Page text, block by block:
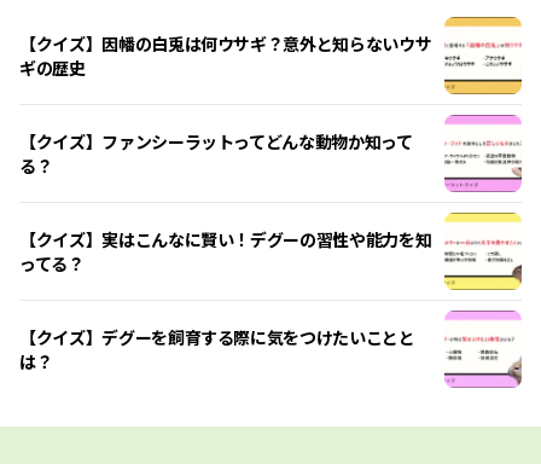
【クイズ】因幡の白兎は何ウサギ？意外と知らないウサ
ギの歴史
【クイズ】ファンシーラットってどんな動物か知って
る？
【クイズ】実はこんなに賢い！デグーの習性や能力を知
ってる？
【クイズ】デグーを飼育する際に気をつけたいことと
は？